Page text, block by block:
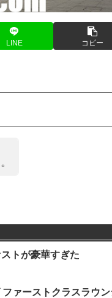
LINE コピー
トが豪華すぎた
ァーストクラスラウン